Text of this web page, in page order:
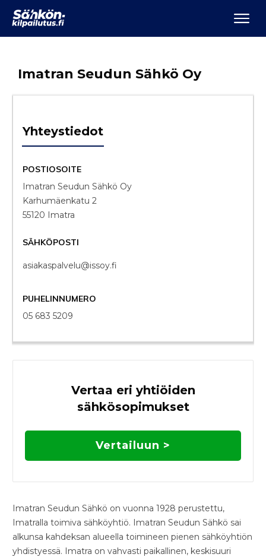
Imatran Seudun Sähkö Oy
Yhteystiedot
POSTIOSOITE
Imatran Seudun Sähkö Oy
Karhumäenkatu 2
55120 Imatra
SÄHKÖPOSTI
asiakaspalvelu@issoy.fi
PUHELINNUMERO
05 683 5209
Vertaa eri yhtiöiden
sähkösopimukset
Vertailuun >
Imatran Seudun Sähkö on vuonna 1928 perustettu,
Imatralla toimiva sähköyhtiö. Imatran Seudun Sähkö sai
alkunsa kahdeksan alueella toimineen pienen sähköyhtiön
yhdistyessä. Imatra on vahvasti paikallinen, keskisuuri